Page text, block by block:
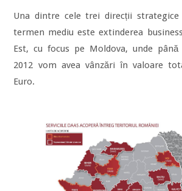
Una dintre cele trei direcții
termen mediu este extinderea
Est, cu focus pe Moldova, unde
2012 vom avea vânzări în valoare
Euro.